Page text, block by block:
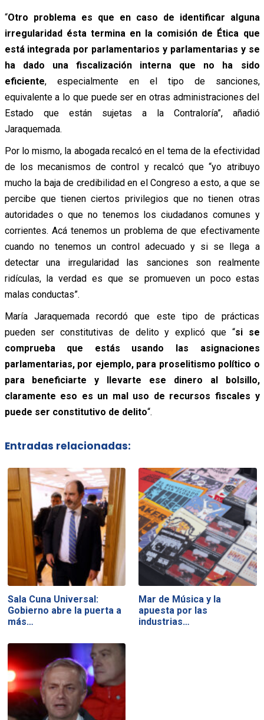
“Otro problema es que en caso de identificar alguna
irregularidad ésta termina en la comisión de Ética que
está integrada por parlamentarios y parlamentarias y se
ha dado una fiscalización interna que no ha sido
eficiente, especialmente en el tipo de sanciones,
equivalente a lo que puede ser en otras administraciones del
Estado que están sujetas a la Contraloría”, añadió
Jaraquemada.
Por lo mismo, la abogada recalcó en el tema de la efectividad
de los mecanismos de control y recalcó que “yo atribuyo
mucho la baja de credibilidad en el Congreso a esto, a que se
percibe que tienen ciertos privilegios que no tienen otras
autoridades o que no tenemos los ciudadanos comunes y
corrientes. Acá tenemos un problema de que efectivamente
cuando no tenemos un control adecuado y si se llega a
detectar una irregularidad las sanciones son realmente
ridículas, la verdad es que se promueven un poco estas
malas conductas”.
María Jaraquemada recordó que este tipo de prácticas
pueden ser constitutivas de delito y explicó que “si se
comprueba que estás usando las asignaciones
parlamentarias, por ejemplo, para proselitismo político o
para beneficiarte y llevarte ese dinero al bolsillo,
claramente eso es un mal uso de recursos fiscales y
puede ser constitutivo de delito“.
Entradas relacionadas:
Sala Cuna Universal:
Gobierno abre la puerta a
más…
Mar de Música y la
apuesta por las
industrias…